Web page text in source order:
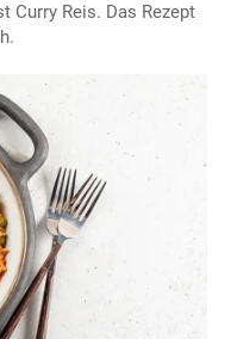
Curry Reis. Das Rezept